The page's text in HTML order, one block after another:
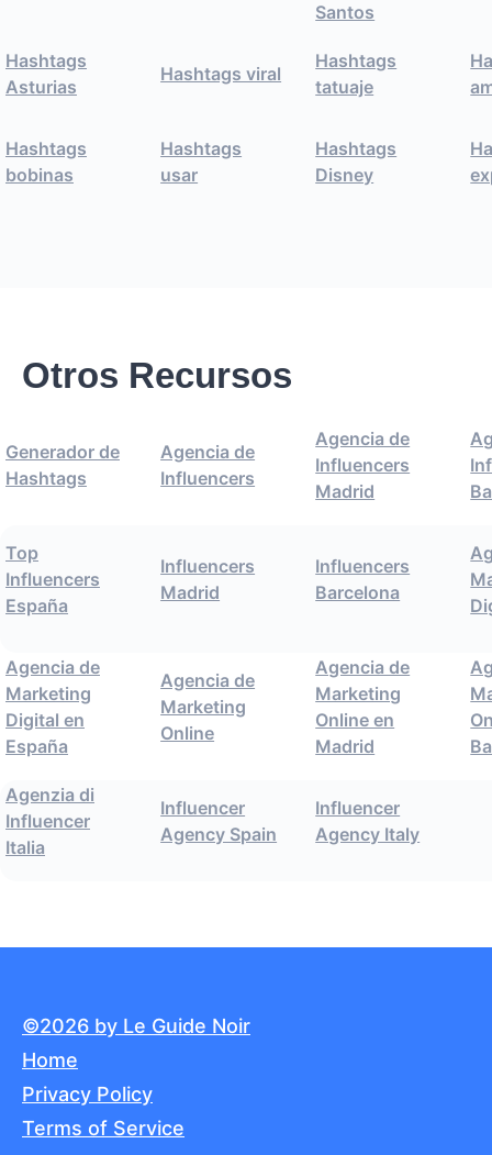
Santos
Hashtags
Asturias
Hashtags viral
Hashtags
tatuaje
Hashtags
bobinas
Hashtags
usar
Hashtags
Disney
Otros Recursos
Generador de
Hashtags
Agencia de
Influencers
Agencia de
Influencers
Madrid
Top
Influencers
España
Influencers
Madrid
Influencers
Barcelona
Agencia de
Marketing
Digital en
España
Agencia de
Marketing
Online
Agencia de
Marketing
Online en
Madrid
Agenzia di
Influencer
Italia
Influencer
Agency Spain
Influencer
Agency Italy
©2026 by Le Guide Noir
Home
Privacy Policy
Terms of Service